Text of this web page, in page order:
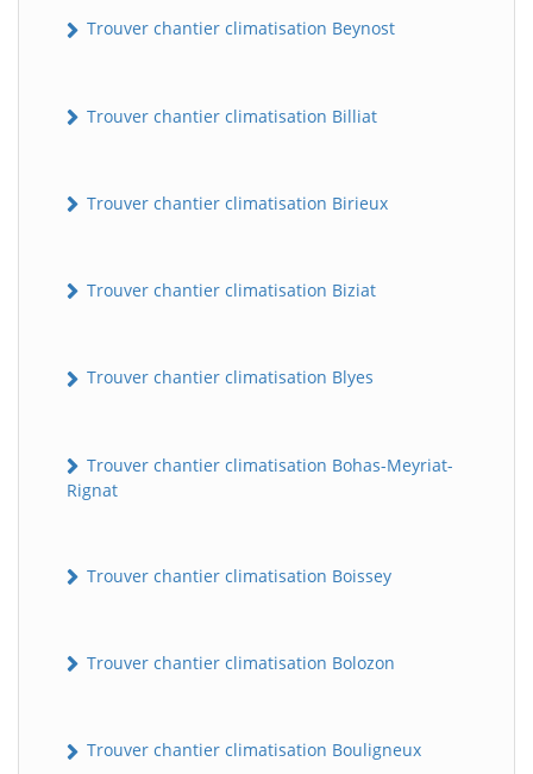
Trouver chantier climatisation Beynost
Trouver chantier climatisation Billiat
Trouver chantier climatisation Birieux
Trouver chantier climatisation Biziat
Trouver chantier climatisation Blyes
Trouver chantier climatisation Bohas-Meyriat-
Rignat
Trouver chantier climatisation Boissey
Trouver chantier climatisation Bolozon
Trouver chantier climatisation Bouligneux